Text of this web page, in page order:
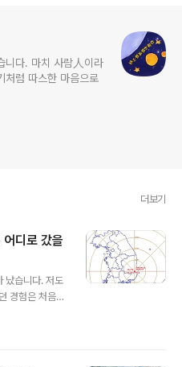
니다. 마치 사람人이라
처럼 따스한 마음으로
더보기
디로 갔을
났습니다. 저도
경험은 처음입
. 진도 규모가